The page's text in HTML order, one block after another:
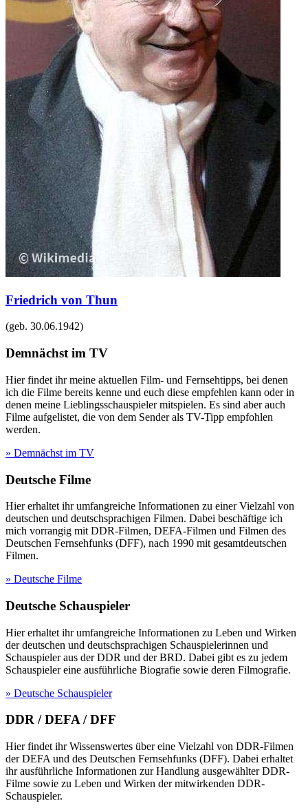
Friedrich von Thun
(geb. 30.06.1942)
Demnächst im TV
Hier findet ihr meine aktuellen Film- und Fernsehtipps, bei denen
ich die Filme bereits kenne und euch diese empfehlen kann oder in
denen meine Lieblingsschauspieler mitspielen. Es sind aber auch
Filme aufgelistet, die von dem Sender als TV-Tipp empfohlen
werden.
» Demnächst im TV
Deutsche Filme
Hier erhaltet ihr umfangreiche Informationen zu einer Vielzahl von
deutschen und deutschsprachigen Filmen. Dabei beschäftige ich
mich vorrangig mit DDR-Filmen, DEFA-Filmen und Filmen des
Deutschen Fernsehfunks (DFF), nach 1990 mit gesamtdeutschen
Filmen.
» Deutsche Filme
Deutsche Schauspieler
Hier erhaltet ihr umfangreiche Informationen zu Leben und Wirken
der deutschen und deutschsprachigen Schauspielerinnen und
Schauspieler aus der DDR und der BRD. Dabei gibt es zu jedem
Schauspieler eine ausführliche Biografie sowie deren Filmografie.
» Deutsche Schauspieler
DDR / DEFA / DFF
Hier findet ihr Wissenswertes über eine Vielzahl von DDR-Filmen
der DEFA und des Deutschen Fernsehfunks (DFF). Dabei erhaltet
ihr ausführliche Informationen zur Handlung ausgewählter DDR-
Filme sowie zu Leben und Wirken der mitwirkenden DDR-
Schauspieler.